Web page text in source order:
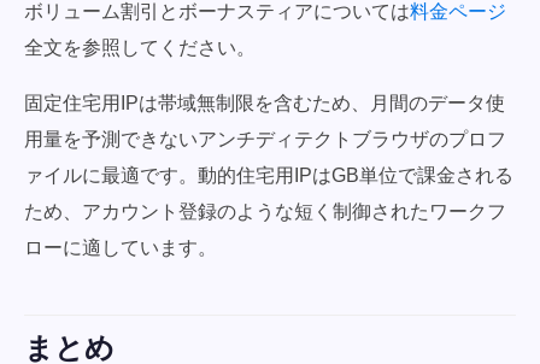
ボリューム割引とボーナスティアについては料金ページ
全文を参照してください。
固定住宅用IPは帯域無制限を含むため、月間のデータ使
用量を予測できないアンチディテクトブラウザのプロフ
ァイルに最適です。動的住宅用IPはGB単位で課金される
ため、アカウント登録のような短く制御されたワークフ
ローに適しています。
まとめ